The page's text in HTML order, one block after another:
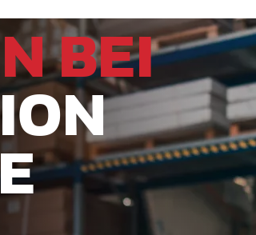
BEI